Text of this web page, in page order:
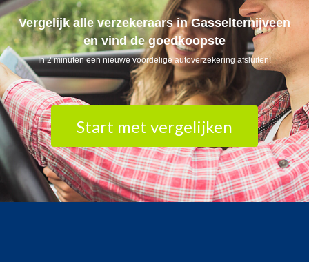
Vergelijk alle verzekeraars in Gasselternijveen
en vind de goedkoopste
In 2 minuten een nieuwe voordelige autoverzekering afsluiten!
Start met vergelijken